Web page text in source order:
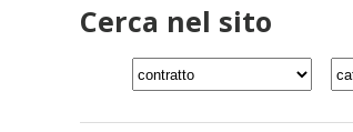
Cerca nel sito